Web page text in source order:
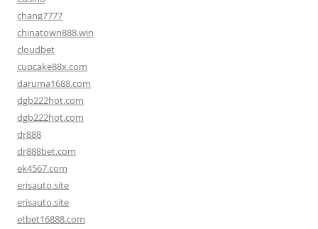
chang7777
chinatown888.win
cloudbet
cupcake88x.com
daruma1688.com
dgb222hot.com
dgb222hot.com
dr888
dr888bet.com
ek4567.com
erisauto.site
erisauto.site
etbet16888.com